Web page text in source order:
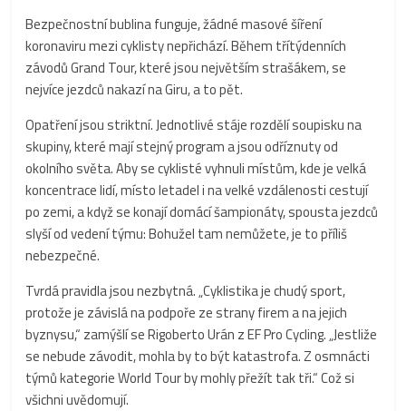
Bezpečnostní bublina funguje, žádné masové šíření
koronaviru mezi cyklisty nepřichází. Během třítýdenních
závodů Grand Tour, které jsou největším strašákem, se
nejvíce jezdců nakazí na Giru, a to pět.
Opatření jsou striktní. Jednotlivé stáje rozdělí soupisku na
skupiny, které mají stejný program a jsou odříznuty od
okolního světa. Aby se cyklisté vyhnuli místům, kde je velká
koncentrace lidí, místo letadel i na velké vzdálenosti cestují
po zemi, a když se konají domácí šampionáty, spousta jezdců
slyší od vedení týmu: Bohužel tam nemůžete, je to příliš
nebezpečné.
Tvrdá pravidla jsou nezbytná. „Cyklistika je chudý sport,
protože je závislá na podpoře ze strany firem a na jejich
byznysu,“ zamýšlí se Rigoberto Urán z EF Pro Cycling. „Jestliže
se nebude závodit, mohla by to být katastrofa. Z osmnácti
týmů kategorie World Tour by mohly přežít tak tři.“ Což si
všichni uvědomují.